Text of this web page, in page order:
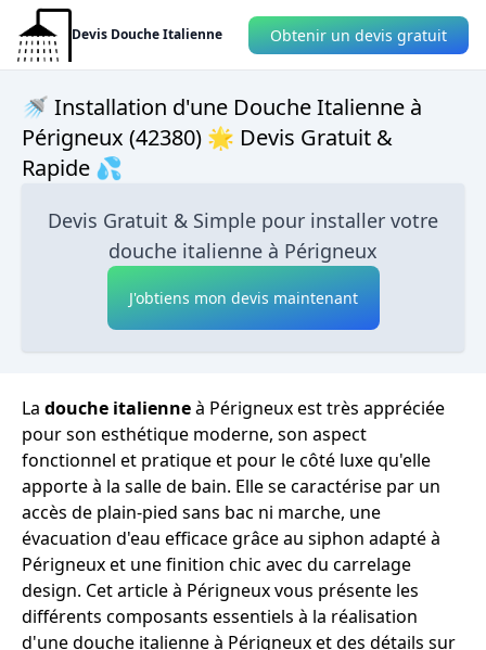
Devis Douche Italienne Obtenir un devis gratuit
🚿 Installation d'une Douche Italienne à
Périgneux (42380) 🌟 Devis Gratuit &
Rapide 💦
Devis Gratuit & Simple pour installer votre
douche italienne à Périgneux
J'obtiens mon devis maintenant
La douche italienneà Périgneux est très appréciée
pour son esthétique moderne, son aspect
fonctionnel et pratique et pour le côté luxe qu'elle
apporte à la salle de bain. Elle se caractérise par un
accès de plain-pied sans bac ni marche, une
évacuation d'eau efficace grâce au siphon adapté à
Périgneux et une finition chic avec du carrelage
design. Cet article à Périgneux vous présente les
différents composants essentiels à la réalisation
d'une douche italienne à Périgneux et des détails sur